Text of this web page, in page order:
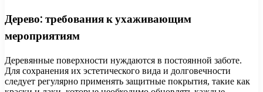
Дерево: требования к ухаживающим
мероприятиям
Деревянные поверхности нуждаются в постоянной заботе.
Для сохранения их эстетического вида и долговечности
следует регулярно применять защитные покрытия, такие как